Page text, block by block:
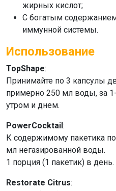
жирных кислот;
С богатым
иммунной системы.
Использование
TopShape:
Принимайте по 3 капсулы
примерно 250 мл воды, за
утром и днем.
PowerCocktail:
К содержимому пакетика
мл негазированной воды.
1 порция (1 пакетик) в день.
Restorate Citrus: